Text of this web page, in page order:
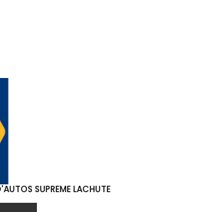
SUPREME LACHUTE